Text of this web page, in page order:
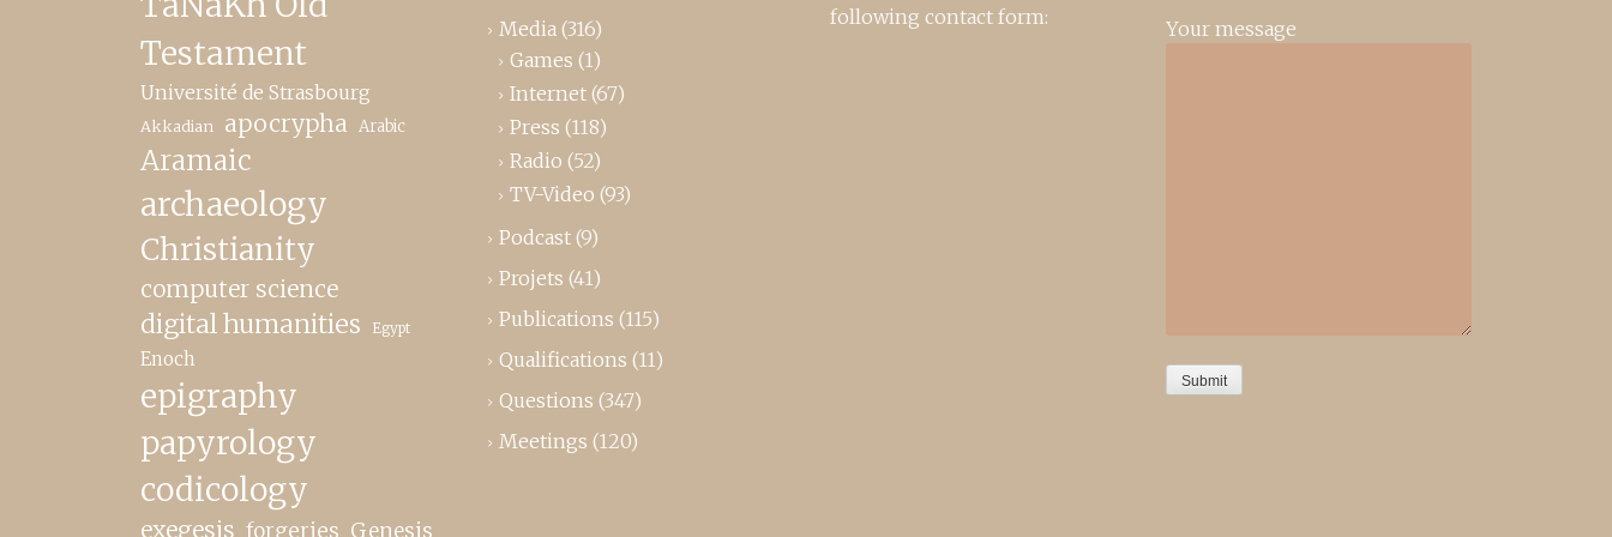
Testament
Université de Strasbourg
Akkadian apocrypha Arabic
Aramaic
archaeology
Christianity
computer science
digital humanities Egypt
Enoch
epigraphy
papyrology
codicology
exegesis forgeries Genesis
Media (316)
Games (1)
Internet (67)
Press (118)
Radio (52)
TV-Video (93)
Podcast (9)
Projets (41)
Publications (115)
Qualifications (11)
Questions (347)
Meetings (120)
following contact form: Your message